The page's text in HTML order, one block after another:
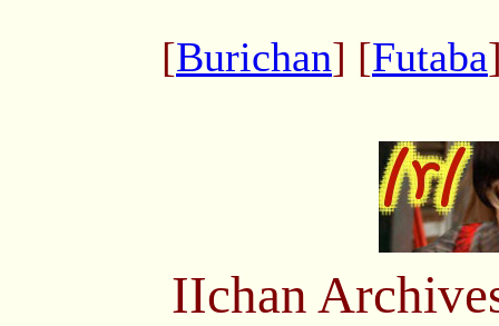
[Burichan] [Futaba
IIchan